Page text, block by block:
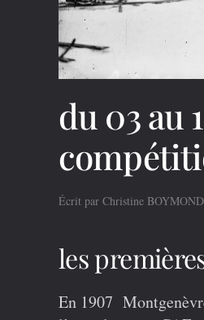
du 03 au
Écrit par Christine
les
En 1907